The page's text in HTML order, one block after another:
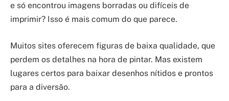
e só encontrou imagens borradas ou difíceis de
imprimir? Isso é mais comum do que parece.
Muitos sites oferecem figuras de baixa qualidade, que
perdem os detalhes na hora de pintar. Mas existem
lugares certos para baixar desenhos nítidos e prontos
para a diversão.